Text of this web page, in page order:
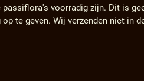
voorradig zijn. Dit is
te geven. Wij verzenden niet in